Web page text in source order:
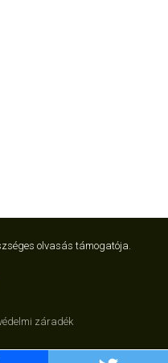
olvasás támogatója.
záradék